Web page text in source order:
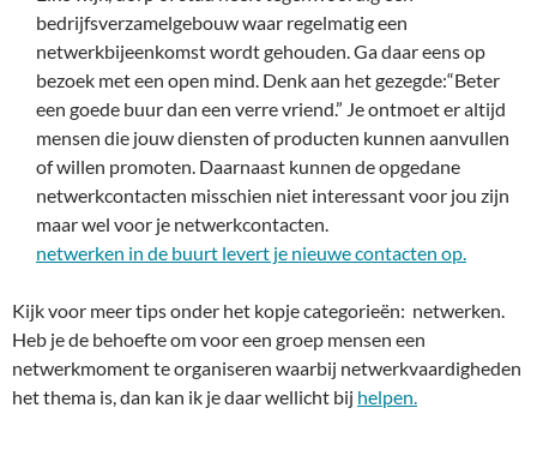
bedrijfsverzamelgebouw waar regelmatig een
netwerkbijeenkomst wordt gehouden. Ga daar eens op
bezoek met een open mind. Denk aan het gezegde:“Beter
een goede buur dan een verre vriend.” Je ontmoet er altijd
mensen die jouw diensten of producten kunnen aanvullen
of willen promoten. Daarnaast kunnen de opgedane
netwerkcontacten misschien niet interessant voor jou zijn
maar wel voor je netwerkcontacten.
netwerken in de buurt levert je nieuwe contacten op.
Kijk voor meer tips onder het kopje categorieën: netwerken.
Heb je de behoefte om voor een groep mensen een
netwerkmoment te organiseren waarbij netwerkvaardigheden
het thema is, dan kan ik je daar wellicht bij helpen.